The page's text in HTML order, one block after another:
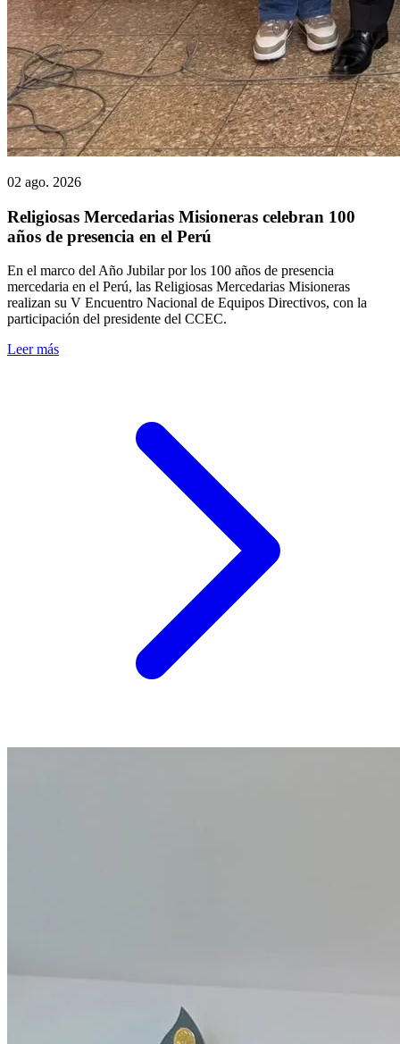
02 ago. 2026
Religiosas Mercedarias Misioneras celebran 100
años de presencia en el Perú
En el marco del Año Jubilar por los 100 años de presencia
mercedaria en el Perú, las Religiosas Mercedarias Misioneras
realizan su V Encuentro Nacional de Equipos Directivos, con la
participación del presidente del CCEC.
Leer más